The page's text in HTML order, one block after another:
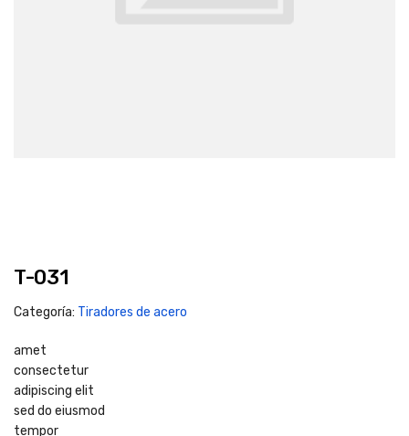
T-031
Categoría: Tiradores de acero
amet
consectetur
adipiscing elit
sed do eiusmod
tempor